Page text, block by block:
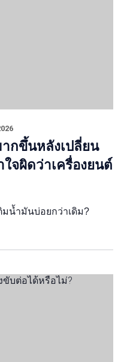
กขึ้นหลังเปลี่ยน
ใจผิดว่าเครื่องยนต์
มน้ำมันบ่อยกว่าเดิม?